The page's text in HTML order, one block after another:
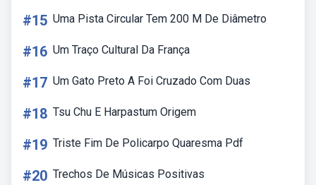
#15 Uma Pista Circular Tem 200 M De Diâmetro
#16 Um Traço Cultural Da França
#17 Um Gato Preto A Foi Cruzado Com Duas
#18 Tsu Chu E Harpastum Origem
#19 Triste Fim De Policarpo Quaresma Pdf
#20 Trechos De Músicas Positivas